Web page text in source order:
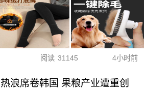
阅读 31145 4小时前
热浪席卷韩国 果粮产业遭重创